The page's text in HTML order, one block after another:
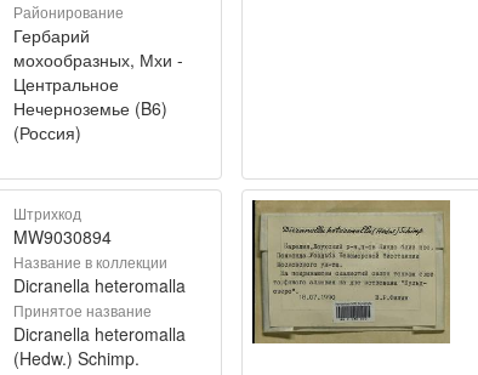
Районирование
Гербарий
мохообразных, Мхи -
Центральное
Нечерноземье (B6)
(Россия)
Штрихкод
MW9030894
Название в коллекции
Dicranella heteromalla
Принятое название
Dicranella heteromalla
(Hedw.) Schimp.